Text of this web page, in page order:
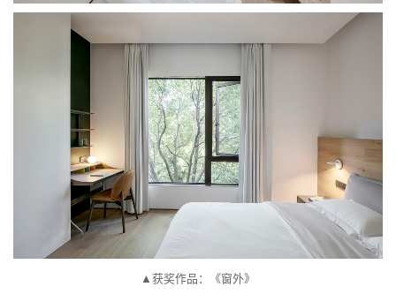
▲获奖作品：《窗外》